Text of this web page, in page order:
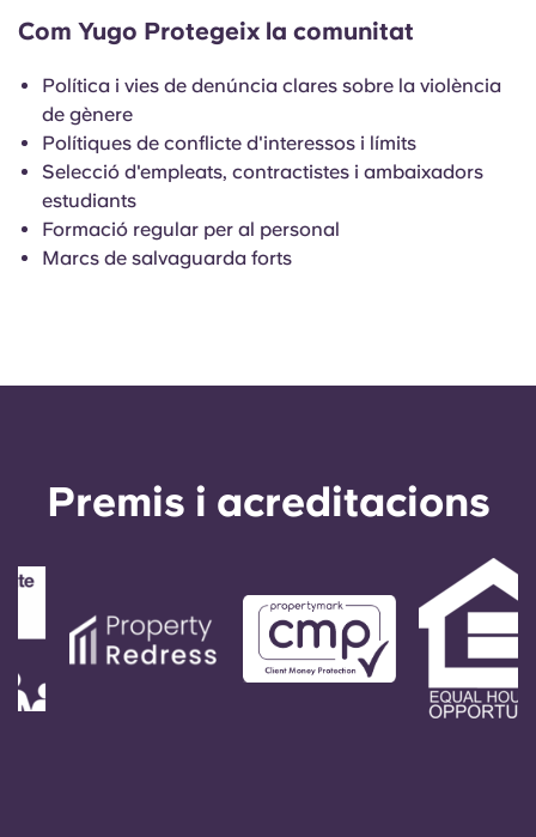
Com Yugo Protegeix la comunitat
Política i vies de denúncia clares sobre la violència
de gènere
Polítiques de conflicte d'interessos i límits
Selecció d'empleats, contractistes i ambaixadors
estudiants
Formació regular per al personal
Marcs de salvaguarda forts
Premis i acreditacions